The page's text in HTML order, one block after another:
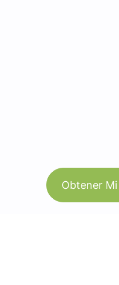
Obtener